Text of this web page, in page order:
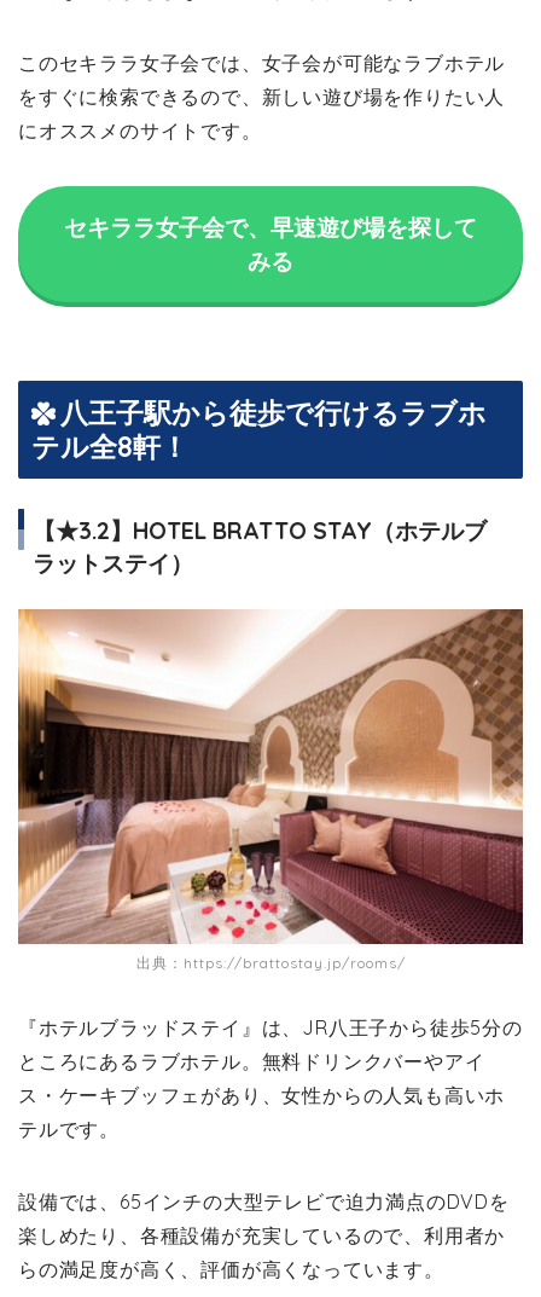
このセキララ女子会では、女子会が可能なラブホテル
をすぐに検索できるので、新しい遊び場を作りたい人
にオススメのサイトです。
セキララ女子会で、早速遊び場を探して
みる
八王子駅から徒歩で行けるラブホ
テル全8軒！
【★3.2】HOTEL BRATTO STAY（ホテルブ
ラットステイ）
出典：https://brattostay.jp/rooms/
『ホテルブラッドステイ』は、JR八王子から徒歩5分の
ところにあるラブホテル。無料ドリンクバーやアイ
ス・ケーキブッフェがあり、女性からの人気も高いホ
テルです。
設備では、65インチの大型テレビで迫力満点のDVDを
楽しめたり、各種設備が充実しているので、利用者か
らの満足度が高く、評価が高くなっています。